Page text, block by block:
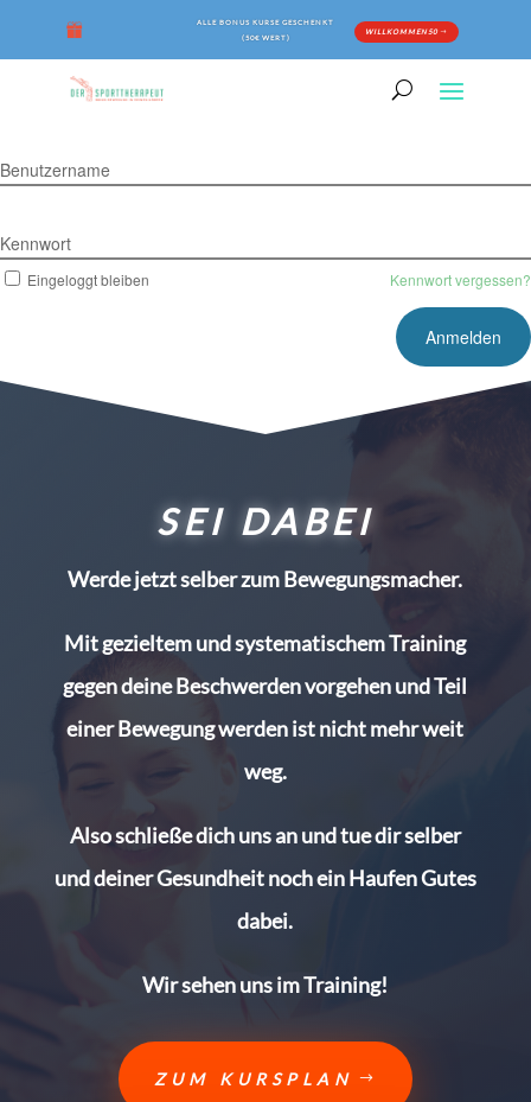
ALLE BONUS KURSE GESCHENKT
(50€ WERT)
WILLKOMMEN50
Benutzername
Kennwort
Eingeloggt bleiben Kennwort vergessen?
SEI DABEI
Werde jetzt selber zum Bewegungsmacher.
Mit gezieltem und systematischem Training
gegen deine Beschwerden vorgehen und Teil
einer Bewegung werden ist nicht mehr weit
weg.
Also schließe dich uns an und tue dir selber
und deiner Gesundheit noch ein Haufen Gutes
dabei.
Wir sehen uns im Training!
ZUM KURSPLAN